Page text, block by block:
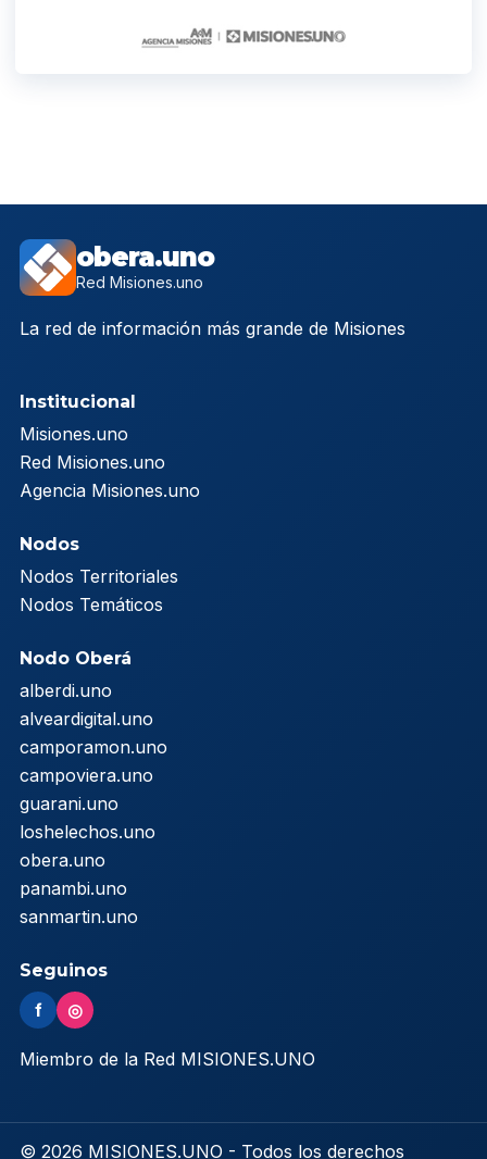
obera.uno
Red Misiones.uno
La red de información más grande de Misiones
Institucional
Misiones.uno
Red Misiones.uno
Agencia Misiones.uno
Nodos
Nodos Territoriales
Nodos Temáticos
Nodo Oberá
alberdi.uno
alveardigital.uno
camporamon.uno
campoviera.uno
guarani.uno
loshelechos.uno
obera.uno
panambi.uno
sanmartin.uno
Seguinos
f ◎
Miembro de la Red MISIONES.UNO
© 2026 MISIONES.UNO - Todos los derechos